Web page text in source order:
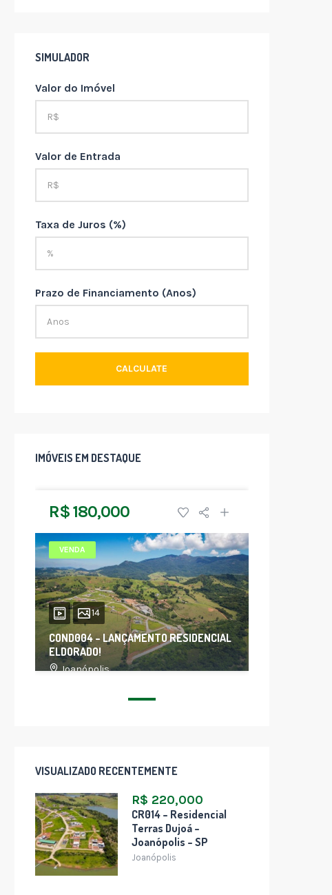
SIMULADOR
Valor do Imóvel
Valor de Entrada
Taxa de Juros (%)
Prazo de Financiamento (Anos)
CALCULATE
IMÓVEIS EM DESTAQUE
R$ 180,000
VENDA
14
COND004 – LANÇAMENTO RESIDENCIAL
ELDORADO!
Joanópolis
VISUALIZADO RECENTEMENTE
R$ 220,000
CR014 – Residencial
Terras Dujoá –
Joanópolis – SP
Joanópolis